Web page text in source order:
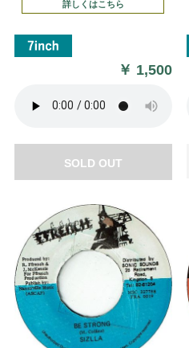
詳しくはこちら
￥ 1,500
SOLD OUT